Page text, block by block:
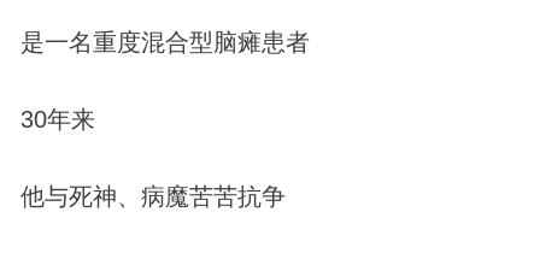
是一名重度混合型脑瘫患者
30年来
他与死神、病魔苦苦抗争